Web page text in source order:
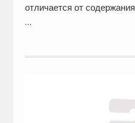
отличается от
…